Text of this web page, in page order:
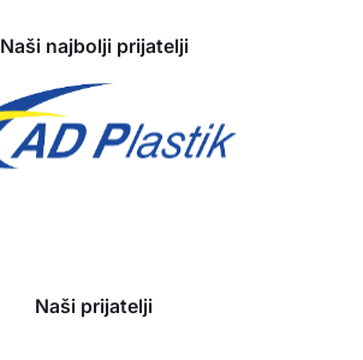
Naši najbolji prijatelji
Naši prijatelji